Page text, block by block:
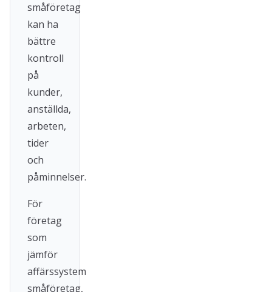
småföretag
kan ha
bättre
kontroll
på
kunder,
anställda,
arbeten,
tider
och
påminnelser.
För
företag
som
jämför
affärssystem
småföretag,